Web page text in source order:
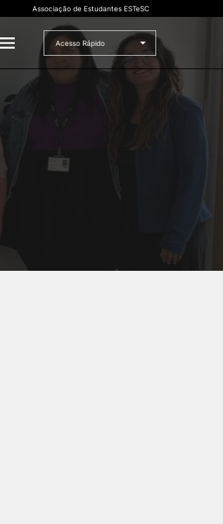
Especial Dupla
Internacionais
para o acesso ao
Associação de Estudantes ESTeSC
Acesso Rápido